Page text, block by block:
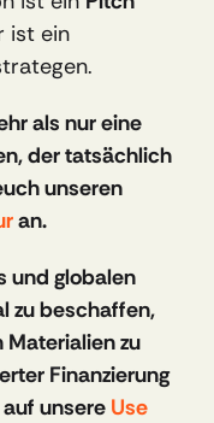
ist ein
als nur eine
der tatsächlich
unseren
an.
und globalen
zu beschaffen,
zu
Finanzierung
unsere Use